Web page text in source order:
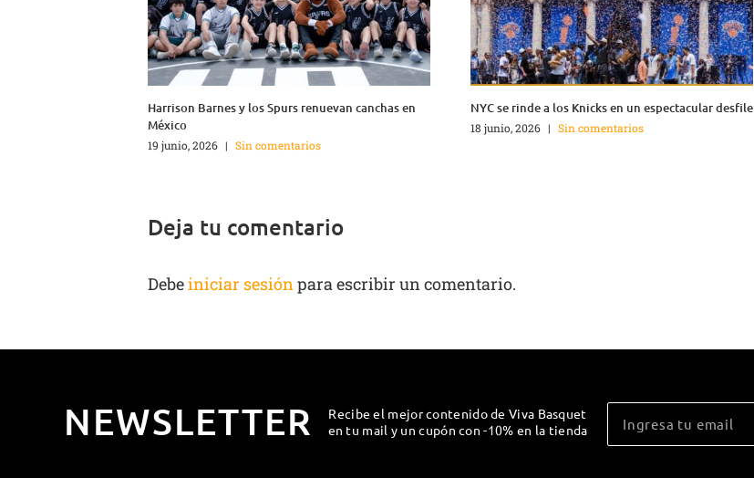
Harrison Barnes y los Spurs renuevan canchas en
México
19 junio, 2026 | Sin comentarios
NYC se rinde a los Knicks en un espectacular desfile
18 junio, 2026 | Sin comentarios
Deja tu comentario
Debeiniciar sesiónpara escribir un comentario.
NEWSLETTER
Recibe el mejor contenido de Viva Basquet
en tu mail y un cupón con -10% en la tienda